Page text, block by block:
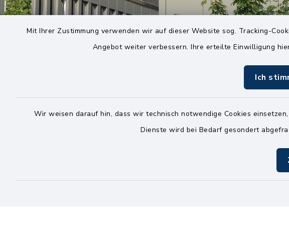
Mit Ihrer Zustimmung verwenden wir auf dieser Website sog. Tracking-
Angebot weiter verbessern. Ihre erteilte Einwilligung
Ich
Wir weisen darauf hin, dass wir technisch notwendige Cookies
Dienste wird bei Bedarf gesondert